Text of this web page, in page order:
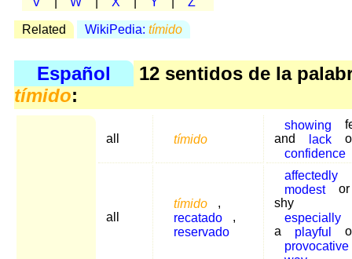
Related WikiPedia: tímido
Español
12 sentidos de la
tímido:
all tímido
showing
and
lack
confidence
all
tímido
,
recatado
,
reservado
affectedly
modest
or
shy
especially
a
playful
provocative